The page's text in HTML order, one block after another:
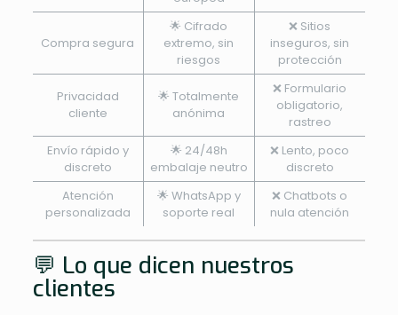
Compra segura
🌟 Cifrado
extremo, sin
riesgos
❌ Sitios
inseguros, sin
protección
Privacidad
cliente
🌟 Totalmente
anónima
❌ Formulario
obligatorio,
rastreo
Envío rápido y
discreto
🌟 24/48h
embalaje neutro
❌ Lento, poco
discreto
Atención
personalizada
🌟 WhatsApp y
soporte real
❌ Chatbots o
nula atención
💬 Lo que dicen nuestros
clientes